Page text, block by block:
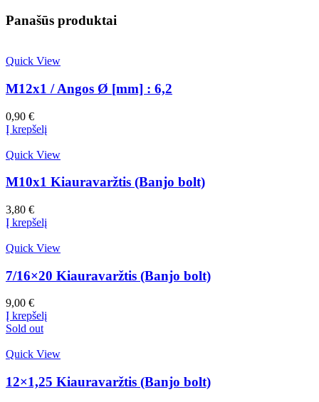
Panašūs produktai
Quick View
M12x1 / Angos Ø [mm] : 6,2
0,90 €
Į krepšelį
Quick View
M10x1 Kiauravaržtis (Banjo bolt)
3,80 €
Į krepšelį
Quick View
7/16×20 Kiauravaržtis (Banjo bolt)
9,00 €
Į krepšelį
Sold out
Quick View
12×1,25 Kiauravaržtis (Banjo bolt)